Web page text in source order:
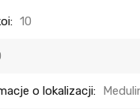
10
o lokalizacji: